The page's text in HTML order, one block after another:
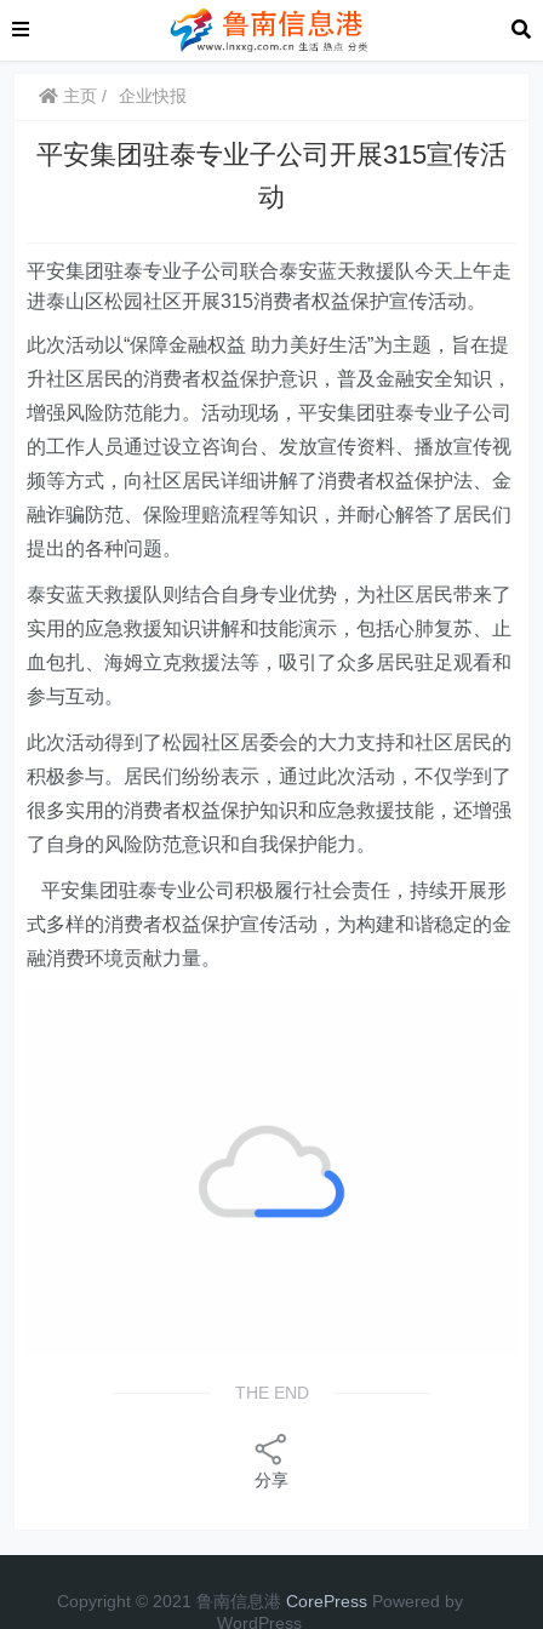
主页 企业快报
平安集团驻泰专业子公司开展315宣传活
动
平安集团驻泰专业子公司联合泰安蓝天救援队今天上午走
进泰山区松园社区开展315消费者权益保护宣传活动。
此次活动以“保障金融权益 助力美好生活”为主题，旨在提
升社区居民的消费者权益保护意识，普及金融安全知识，
增强风险防范能力。活动现场，平安集团驻泰专业子公司
的工作人员通过设立咨询台、发放宣传资料、播放宣传视
频等方式，向社区居民详细讲解了消费者权益保护法、金
融诈骗防范、保险理赔流程等知识，并耐心解答了居民们
提出的各种问题。
泰安蓝天救援队则结合自身专业优势，为社区居民带来了
实用的应急救援知识讲解和技能演示，包括心肺复苏、止
血包扎、海姆立克救援法等，吸引了众多居民驻足观看和
参与互动。
此次活动得到了松园社区居委会的大力支持和社区居民的
积极参与。居民们纷纷表示，通过此次活动，不仅学到了
很多实用的消费者权益保护知识和应急救援技能，还增强
了自身的风险防范意识和自我保护能力。
平安集团驻泰专业公司积极履行社会责任，持续开展形
式多样的消费者权益保护宣传活动，为构建和谐稳定的金
融消费环境贡献力量。
THE END
分享
Copyright © 2021 鲁南信息港 CorePress Powered by
WordPress